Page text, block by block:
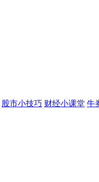
股市小技巧 财经小课堂 牛